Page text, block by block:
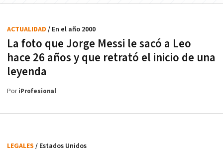
La foto que Jorge Messi le sacó a Leo
hace 26 años y que retrató el inicio de una
leyenda
ACTUALIDAD / En el año 2000
PoriProfesional
LEGALES / Estados Unidos